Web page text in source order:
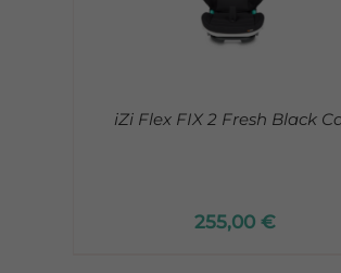
iZi Flex FIX 2 Fresh Black
255,00 €